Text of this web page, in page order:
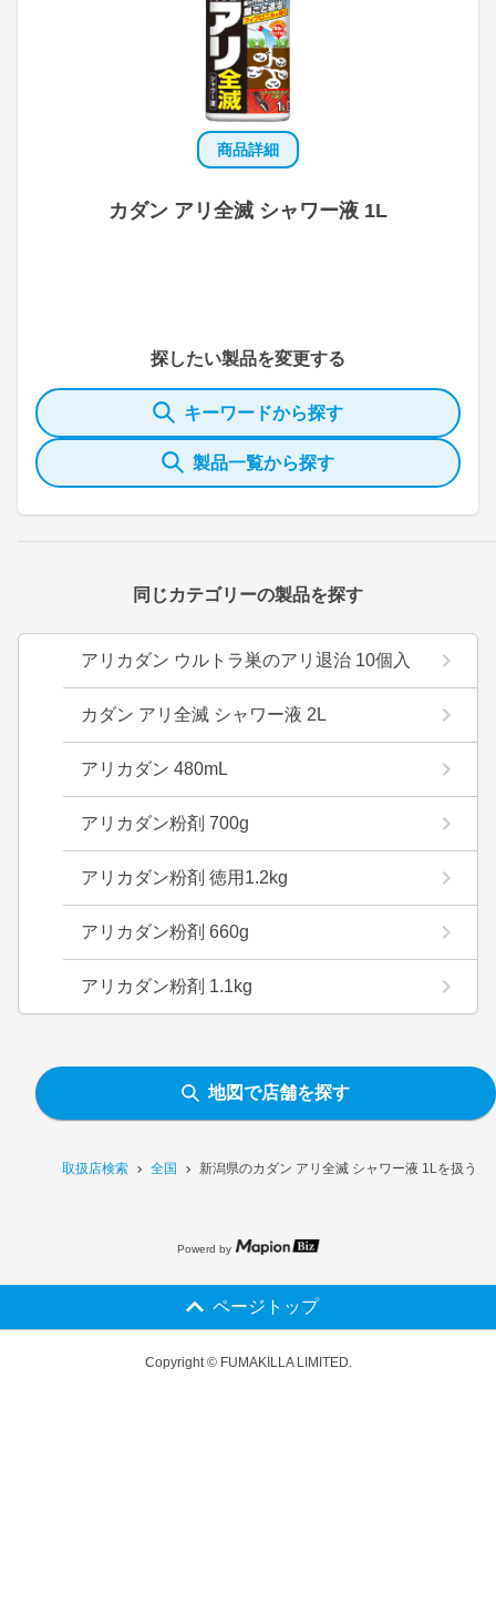
取扱店検索 全国 新潟県のカダン アリ全滅 シャワー液 1Lを扱う店
商品詳細
カダン アリ全滅 シャワー液 1L
探したい製品を変更する
キーワードから探す
製品一覧から探す
同じカテゴリーの製品を探す
アリカダン ウルトラ巣のアリ退治 10個入
カダン アリ全滅 シャワー液 2L
アリカダン 480mL
アリカダン粉剤 700g
アリカダン粉剤 徳用1.2kg
アリカダン粉剤 660g
アリカダン粉剤 1.1kg
地図で店舗を探す
Powerd by
ページトップ
Copyright © FUMAKILLA LIMITED.